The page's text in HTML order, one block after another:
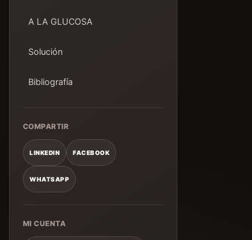
A LA GLUCOSA
Solución
Bibliografía
COMPARTIR
LINKEDIN FACEBOOK
WHATSAPP
MI CUENTA